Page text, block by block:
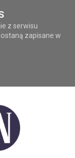
z serwisu
zapisane w